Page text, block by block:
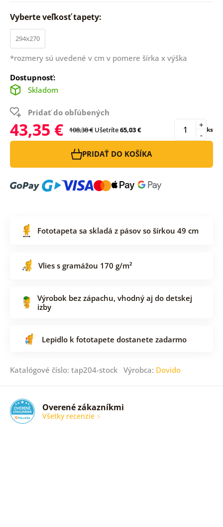
Vyberte veľkosť tapety:
294x270
*rozmery sú uvedené v cm v pomere šírka x výška
Dostupnosť:
Skladom
Pridať do obľúbených
43,35 € 108,38 € Ušetríte65,03 € -
+ ks
PRIDAŤ DO KOŠÍKA
Fototapeta sa skladá z pásov so šírkou 49 cm
Vlies s gramážou 170 g/m²
Výrobok bez zápachu, vhodný aj do detskej
izby
Lepidlo k fototapete dostanete zadarmo
Katalógové číslo: tap204-stock Výrobca: Dovido
Overené zákazníkmi
Všetky recenzie